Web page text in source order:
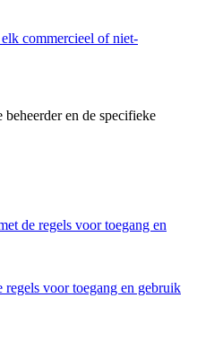
commercieel of niet-
en de specifieke
de regels voor toegang en
voor toegang en gebruik